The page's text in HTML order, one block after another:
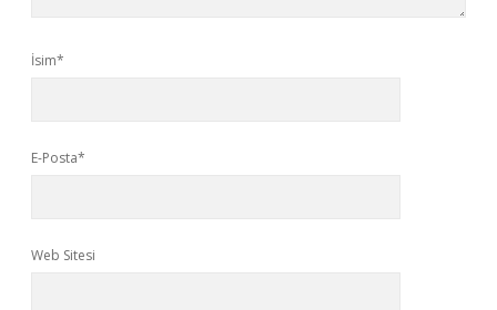
İsim*
E-Posta*
Web Sitesi